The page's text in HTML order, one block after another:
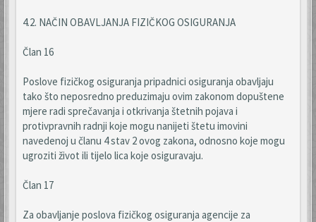
4.2. NAČIN OBAVLJANJA FIZIČKOG OSIGURANJA
Član 16
Poslove fizičkog osiguranja pripadnici osiguranja obavljaju
tako što neposredno preduzimaju ovim zakonom dopuštene
mjere radi sprečavanja i otkrivanja štetnih pojava i
protivpravnih radnji koje mogu nanijeti štetu imovini
navedenoj u članu 4 stav 2 ovog zakona, odnosno koje mogu
ugroziti život ili tijelo lica koje osiguravaju.
Član 17
Za obavljanje poslova fizičkog osiguranja agencije za